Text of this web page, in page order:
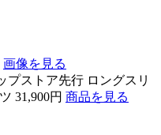
画像を見る
プストア先行 ロングスリ
31,900円 商品を見る